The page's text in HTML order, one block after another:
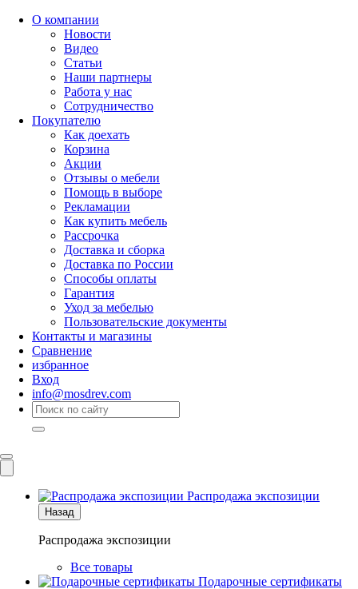
О компании
Новости
Видео
Статьи
Наши партнеры
Работа у нас
Сотрудничество
Покупателю
Как доехать
Корзина
Акции
Отзывы о мебели
Помощь в выборе
Рекламации
Как купить мебель
Рассрочка
Доставка и сборка
Доставка по России
Способы оплаты
Гарантия
Уход за мебелью
Пользовательские документы
Контакты и магазины
Сравнение
избранное
Вход
info@mosdrev.com
Распродажа экспозиции
Назад
Распродажа экспозиции
Все товары
Подарочные сертификаты